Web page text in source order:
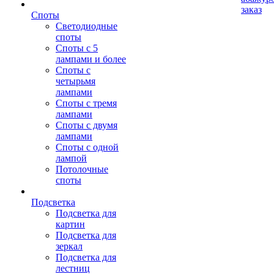
Споты
Светодиодные
споты
Споты с 5
лампами и более
Споты с
четырьмя
лампами
Споты с тремя
лампами
Споты с двумя
лампами
Споты с одной
лампой
Потолочные
споты
Подсветка
Подсветка для
картин
Подсветка для
зеркал
Подсветка для
лестниц
заказ